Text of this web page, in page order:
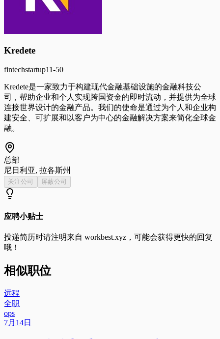
Kredete
fintechstartup11-50
Kredete是一家致力于构建现代金融基础设施的金融科技公
司，帮助企业和个人实现跨国资金的即时流动，并提供为全球
连接世界设计的金融产品。我们的使命是通过为个人和企业构
建安全、可扩展和以客户为中心的金融解决方案来简化全球金
融。
总部
尼日利亚, 拉各斯州
关注公司 屏蔽公司
应聘小贴士
投递简历时请注明来自 workbest.xyz ，可能会获得更快的回复
哦！
相似职位
远程
全职
ops
7月14日